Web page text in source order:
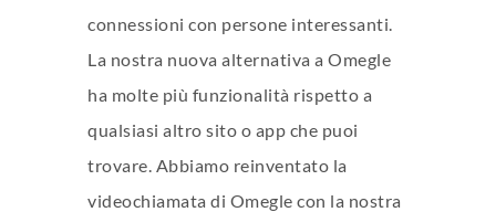
connessioni con persone interessanti.
La nostra nuova alternativa a Omegle
ha molte più funzionalità rispetto a
qualsiasi altro sito o app che puoi
trovare. Abbiamo reinventato la
videochiamata di Omegle con la nostra